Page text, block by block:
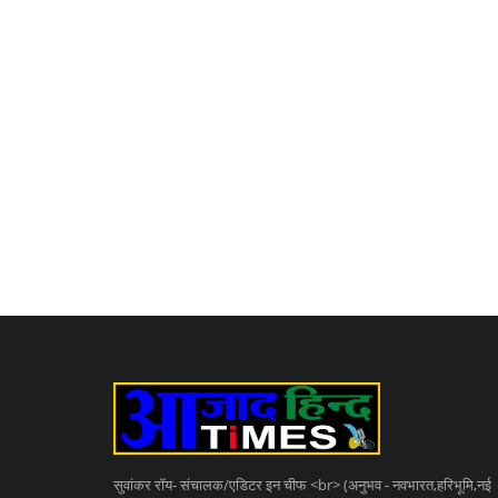
सुवांकर रॉय- संचालक/एडिटर इन चीफ <br> (अनुभव - नवभारत,हरिभूमि,नई